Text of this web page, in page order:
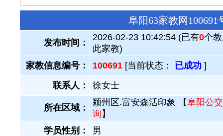
阜阳63家教网
发布时间：
2026-02-23 10:42:54 (已有0个
此家教)
家教信息编号：
100691 [当前状态： 已成功 ]
联系人：
徐女士
所在区域：
颍州区.富安森活印象 【阜阳公
询 】
学员性别：
男